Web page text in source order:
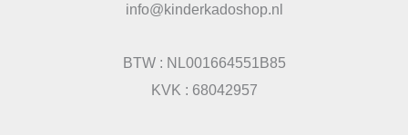
info@kinderkadoshop.nl
BTW : NL001664551B85
KVK : 68042957